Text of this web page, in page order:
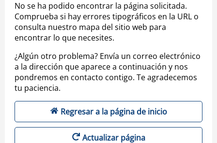
No se ha podido encontrar la página solicitada.
Comprueba si hay errores tipográficos en la URL o
consulta nuestro mapa del sitio web para
encontrar lo que necesites.
¿Algún otro problema? Envía un correo electrónico
a la dirección que aparece a continuación y nos
pondremos en contacto contigo. Te agradecemos
tu paciencia.
Regresar a la página de inicio
Actualizar página